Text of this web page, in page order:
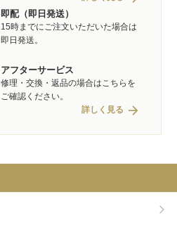
即配（即日発送）
15時までにご注文いただいた場合は
即日発送。
アフターサービス
修理・交換・返品の場合はこちらを
ご確認ください。
詳しく見る arrow_forward